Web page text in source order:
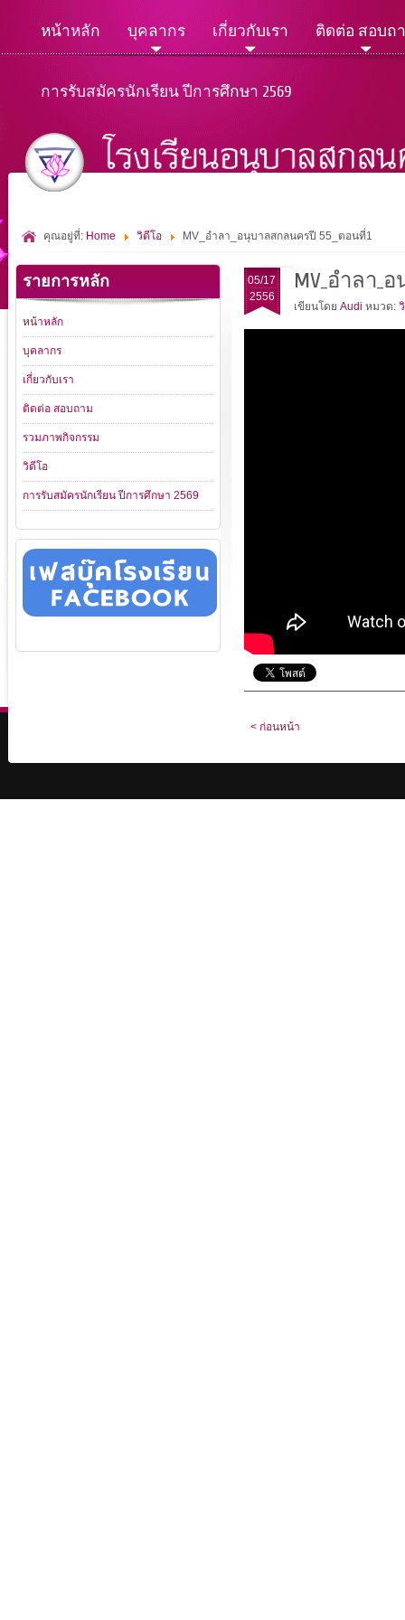
หน้าหลัก บุคลากร เกี่ยวกับเรา ติดต่อ สอบถ
การรับสมัครนักเรียน ปีการศึกษา 2569
คุณอยู่ที่: Home วิดีโอ MV_อำลา_อนุบาลสกลนครปี 55_ตอนที่1
05/17
2556
MV_อำลา_
เขียนโดย Audi หมวด:
< ก่อนหน้า
รายการหลัก
หน้าหลัก
บุคลากร
เกี่ยวกับเรา
ติดต่อ สอบถาม
รวมภาพกิจกรรม
วิดีโอ
การรับสมัครนักเรียน ปีการศึกษา 2569